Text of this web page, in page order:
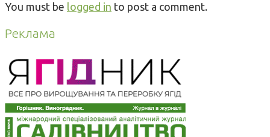
You must be logged in to post a comment.
Реклама